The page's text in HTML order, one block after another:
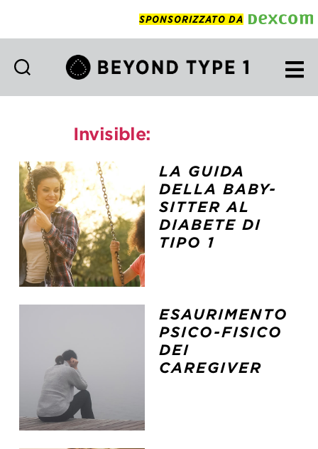
SPONSORIZZATO DA
Invisible:
LA GUIDA
DELLA BABY-
SITTER AL
DIABETE DI
TIPO 1
ESAURIMENTO
PSICO-FISICO
DEI
CAREGIVER